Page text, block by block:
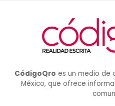
CódigoQro es un medio de
México, que ofrece